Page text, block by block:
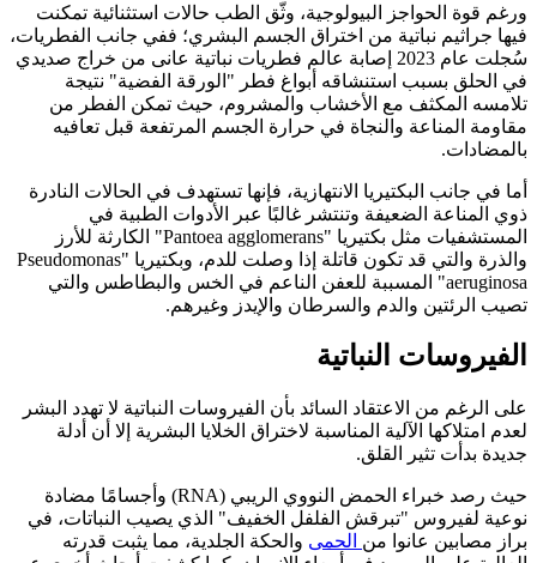
ورغم قوة الحواجز البيولوجية، وثّق الطب حالات استثنائية تمكنت
فيها جراثيم نباتية من اختراق الجسم البشري؛ ففي جانب الفطريات،
سُجلت عام 2023 إصابة عالم فطريات نباتية عانى من خراج صديدي
في الحلق بسبب استنشاقه أبواغ فطر "الورقة الفضية" نتيجة
تلامسه المكثف مع الأخشاب والمشروم، حيث تمكن الفطر من
مقاومة المناعة والنجاة في حرارة الجسم المرتفعة قبل تعافيه
بالمضادات.
أما في جانب البكتيريا الانتهازية، فإنها تستهدف في الحالات النادرة
ذوي المناعة الضعيفة وتنتشر غالبًا عبر الأدوات الطبية في
المستشفيات مثل بكتيريا "Pantoea agglomerans" الكارثة للأرز
والذرة والتي قد تكون قاتلة إذا وصلت للدم، وبكتيريا "Pseudomonas
aeruginosa" المسببة للعفن الناعم في الخس والبطاطس والتي
تصيب الرئتين والدم والسرطان والإيدز وغيرهم.
الفيروسات النباتية
على الرغم من الاعتقاد السائد بأن الفيروسات النباتية لا تهدد البشر
لعدم امتلاكها الآلية المناسبة لاختراق الخلايا البشرية إلا أن أدلة
جديدة بدأت تثير القلق.
حيث رصد خبراء الحمض النووي الريبي (RNA) وأجسامًا مضادة
نوعية لفيروس "تبرقش الفلفل الخفيف" الذي يصيب النباتات، في
براز مصابين عانوا منالحمىوالحكة الجلدية، مما يثبت قدرته